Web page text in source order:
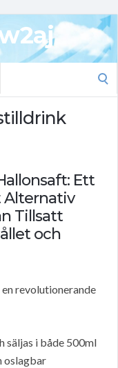
Ett
Alternativ
Tillsatt
och
revolutionerande
säljas i både 500ml
oslagbar